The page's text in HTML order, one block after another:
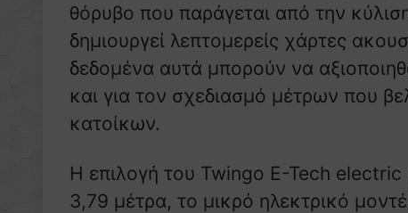
θόρυβο που παράγεται από την
δημιουργεί λεπτομερείς χάρτες
δεδομένα αυτά μπορούν να
και για τον σχεδιασμό μέτρων που
κατοίκων.
Η επιλογή του Twingo E-Tech electric
3,79 μέτρα, το μικρό ηλεκτρικό